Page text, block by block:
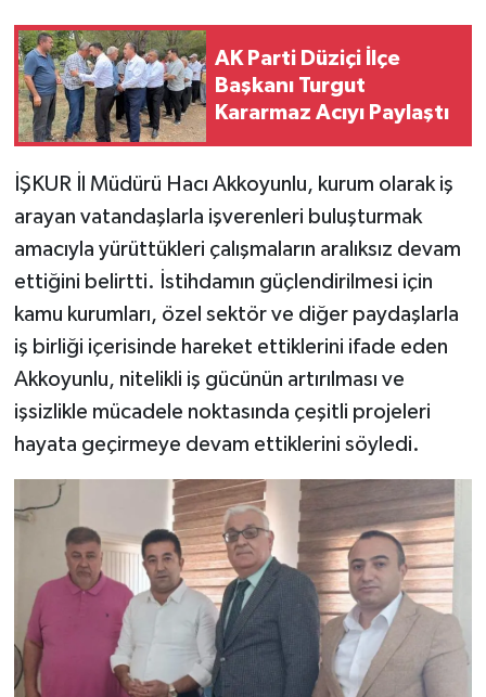
AK Parti Düziçi İlçe
Başkanı Turgut
Kararmaz Acıyı Paylaştı
İŞKUR İl Müdürü Hacı Akkoyunlu, kurum olarak iş
arayan vatandaşlarla işverenleri buluşturmak
amacıyla yürüttükleri çalışmaların aralıksız devam
ettiğini belirtti. İstihdamın güçlendirilmesi için
kamu kurumları, özel sektör ve diğer paydaşlarla
iş birliği içerisinde hareket ettiklerini ifade eden
Akkoyunlu, nitelikli iş gücünün artırılması ve
işsizlikle mücadele noktasında çeşitli projeleri
hayata geçirmeye devam ettiklerini söyledi.